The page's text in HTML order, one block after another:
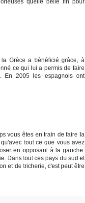
quelle belle fin pour
Grèce a bénéficié grâce, à
ce qui lui a permis de faire
En 2005 les espagnols ont
vous êtes en train de faire la
tout ce que vous avez
en opposant à la gauche.
Dans tout ces pays du sud et
et de tricherie, c'est peut être